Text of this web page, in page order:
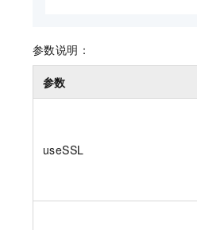
参数说明：
参数
useSSL